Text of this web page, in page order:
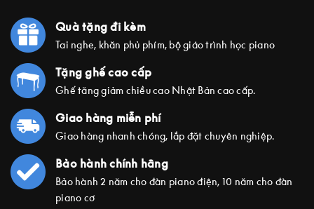
Quà tặng đi kèm
Tai nghe, khăn phủ phím, bộ giáo trình học piano
Tặng ghế cao cấp
Ghế tăng giảm chiều cao Nhật Bản cao cấp.
Giao hàng miễn phí
Giao hàng nhanh chóng, lắp đặt chuyên nghiệp.
Bảo hành chính hãng
Bảo hành 2 năm cho đàn piano điện, 10 năm cho đàn
piano cơ